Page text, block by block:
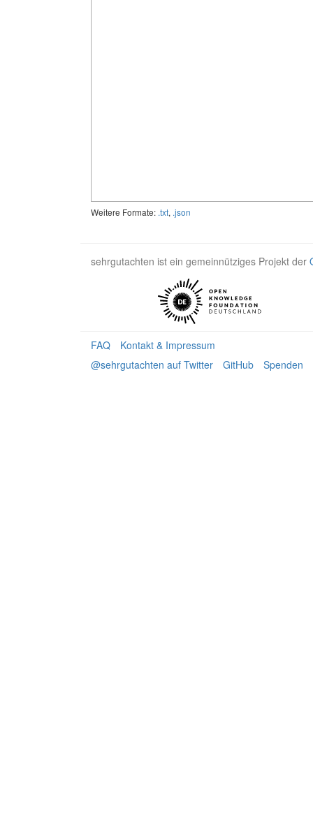
Weitere Formate: .txt, .json
sehrgutachten ist ein gemeinnütziges Projekt der
FAQ
Kontakt & Impressum
@sehrgutachten auf Twitter
GitHub Spenden